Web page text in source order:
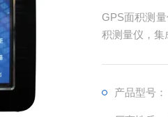
GPS面积测
积测量仪，集
产品型号：